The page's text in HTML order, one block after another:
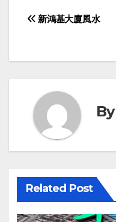
Post
新鴻基大廈風水
By
Related Post